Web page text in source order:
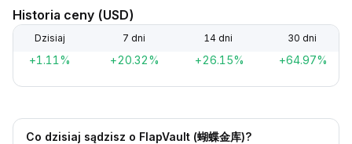
Historia ceny (USD)
Dzisiaj 7 dni 14 dni 30 dni
+1.11% +20.32% +26.15% +64.97%
Co dzisiaj sądzisz o FlapVault (蝴蝶金库)?